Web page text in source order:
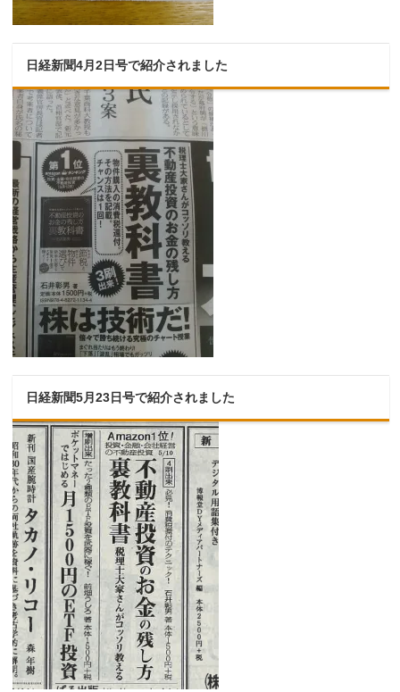
日経新聞4月2日号で紹介されました
日経新聞5月23日号で紹介されました